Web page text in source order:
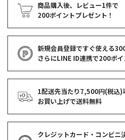
商品購入後、レビュー1件で
200ポイントプレゼント！
新規会員登録ですぐ使える
さらにLINE ID連携で200ポイ
1配送先当たり7,500円(税込)
お買い上げで送料無料
クレジットカード・コンビニ